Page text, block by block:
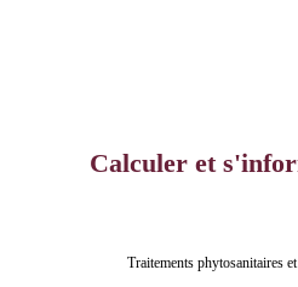
Calculer et
Traitements phytosanitaires